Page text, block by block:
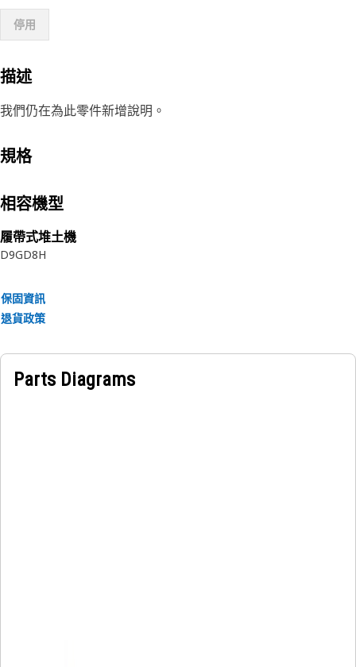
停用
描述
我們仍在為此零件新增說明。
規格
相容機型
履帶式堆土機
D9GD8H
保固資訊
退貨政策
Parts Diagrams